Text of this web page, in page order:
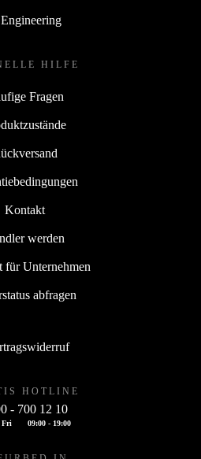
HILFE
Fragen
Kontakt
werden
für Unternehmen
abfragen
HOTLINE
- 700 12 10
Fri 09:00 - 19:00